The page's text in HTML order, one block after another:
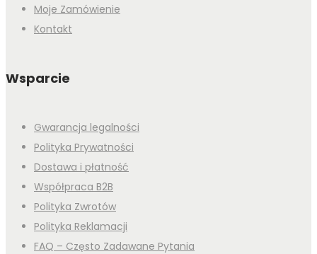
Moje Zamówienie
Kontakt
Wsparcie
Gwarancja legalności
Polityka Prywatności
Dostawa i płatność
Współpraca B2B
Polityka Zwrotów
Polityka Reklamacji
FAQ – Często Zadawane Pytania